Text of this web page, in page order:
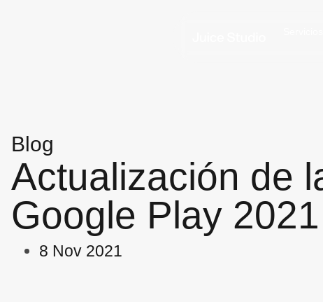
Blog
Actualización de
Google Play 2021
8 Nov 2021